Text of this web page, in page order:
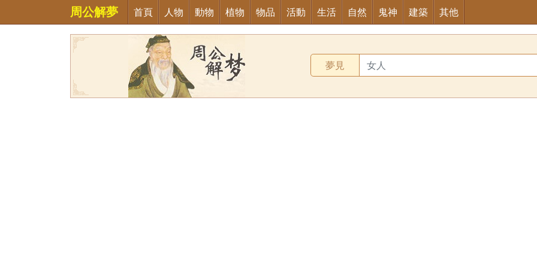
周公解夢 首頁 人物 動物 植物 物品 活動 生活 自然 鬼神 建築 其他
夢見